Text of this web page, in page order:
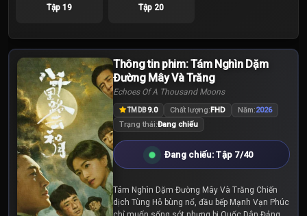
Tập 19 Tập 20
Thông tin phim: Tám Nghìn Dặm
Đường Mây Và Trăng
Echoes Of A Thousand Moons
TMDB9.0 Chất lượng:FHD Năm:2026
Trạng thái:Đang chiếu
Đang chiếu: Tập 7/40
Tám Nghìn Dặm Đường Mây Và Trăng Chiến
dịch Tùng Hỗ bùng nổ, đầu bếp Mạnh Vạn Phúc